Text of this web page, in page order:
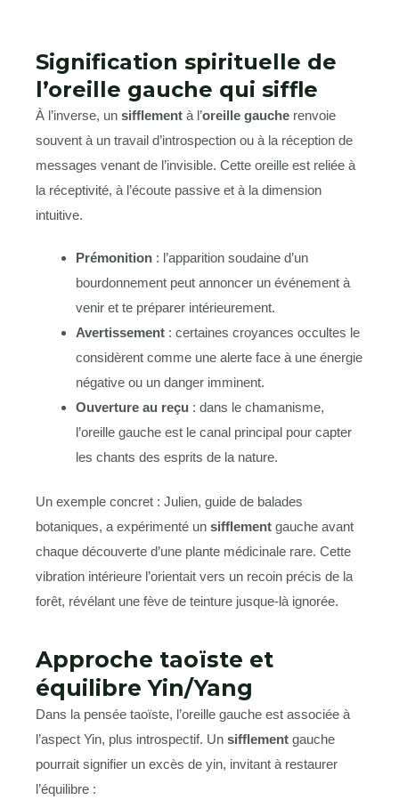
Signification spirituelle de
l’oreille gauche qui siffle
À l’inverse, un sifflement à l’oreille gauche renvoie
souvent à un travail d’introspection ou à la réception de
messages venant de l’invisible. Cette oreille est reliée à
la réceptivité, à l’écoute passive et à la dimension
intuitive.
Prémonition : l’apparition soudaine d’un
bourdonnement peut annoncer un événement à
venir et te préparer intérieurement.
Avertissement : certaines croyances occultes le
considèrent comme une alerte face à une énergie
négative ou un danger imminent.
Ouverture au reçu : dans le chamanisme,
l’oreille gauche est le canal principal pour capter
les chants des esprits de la nature.
Un exemple concret : Julien, guide de balades
botaniques, a expérimenté un sifflement gauche avant
chaque découverte d’une plante médicinale rare. Cette
vibration intérieure l’orientait vers un recoin précis de la
forêt, révélant une fève de teinture jusque-là ignorée.
Approche taoïste et
équilibre Yin/Yang
Dans la pensée taoïste, l’oreille gauche est associée à
l’aspect Yin, plus introspectif. Un sifflement gauche
pourrait signifier un excès de yin, invitant à restaurer
l’équilibre :